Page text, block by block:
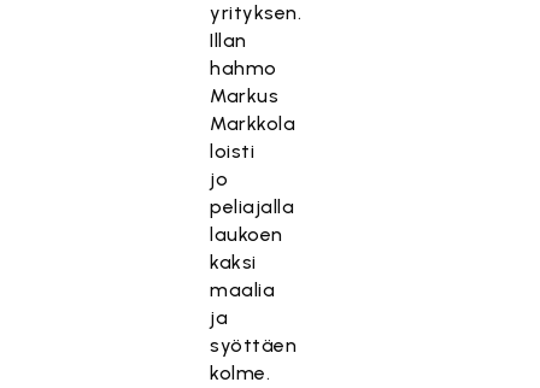
yrityksen.
Illan
hahmo
Markus
Markkola
loisti
jo
peliajalla
laukoen
kaksi
maalia
ja
syöttäen
kolme.